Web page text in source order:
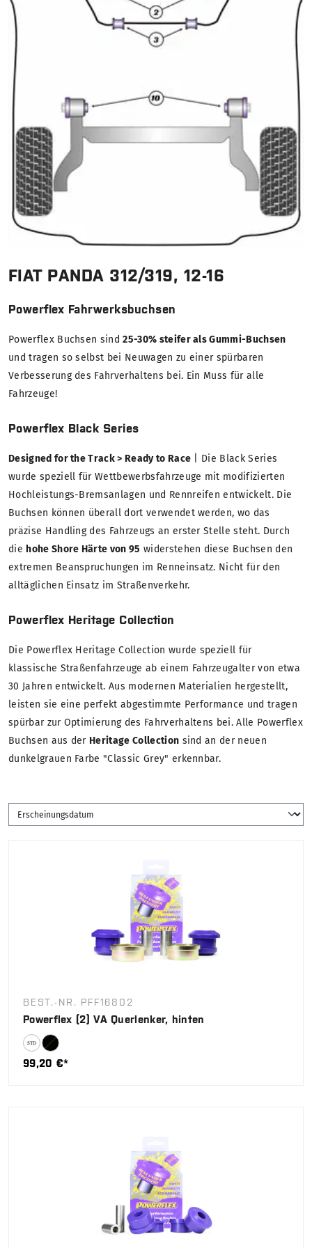
FIAT PANDA 312/319, 12-16
Powerflex Fahrwerksbuchsen
Powerflex Buchsen sind25-30% steifer als Gummi-Buchsen
und tragen so selbst bei Neuwagen zu einer spürbaren
Verbesserung des Fahrverhaltens bei. Ein Muss für alle
Fahrzeuge!
Powerflex Black Series
Designed for the Track > Ready to Race | Die Black Series
wurde speziell für Wettbewerbsfahrzeuge mit modifizierten
Hochleistungs-Bremsanlagen und Rennreifen entwickelt. Die
Buchsen können überall dort verwendet werden, wo das
präzise Handling des Fahrzeugs an erster Stelle steht. Durch
die hohe Shore Härte von 95 widerstehen diese Buchsen den
extremen Beanspruchungen im Renneinsatz. Nicht für den
alltäglichen Einsatz im Straßenverkehr.
Powerflex Heritage Collection
Die Powerflex Heritage Collection wurde speziell für
klassische Straßenfahrzeuge ab einem Fahrzeugalter von etwa
30 Jahren entwickelt. Aus modernen Materialien hergestellt,
leisten sie eine perfekt abgestimmte Performance und tragen
spürbar zur Optimierung des Fahrverhaltens bei. Alle Powerflex
Buchsen aus der Heritage Collection sind an der neuen
dunkelgrauen Farbe "Classic Grey" erkennbar.
BEST.-NR. PFF16802
Powerflex (2) VA Querlenker, hinten
99,20 €*